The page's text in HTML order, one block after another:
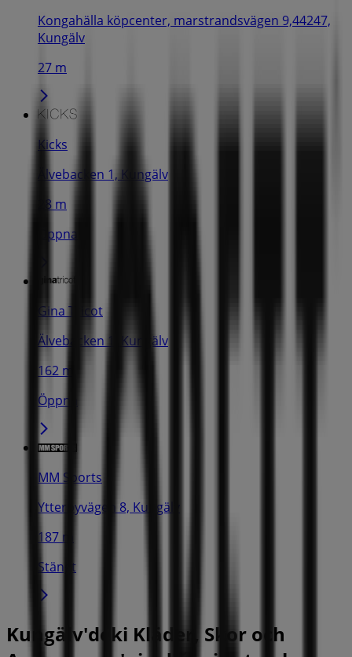
Kongahälla köpcenter, marstrandsvägen 9,44247,
Kungälv
27 m
Kicks
Älvebacken 1, Kungälv
28 m
Öppna
Gina Tricot
Älvebacken 1, Kungälv
162 m
Öppna
MM Sports
Ytterbyvägen 8, Kungälv
187 m
Stängt
Kungälv'deki Kläder, Skor och